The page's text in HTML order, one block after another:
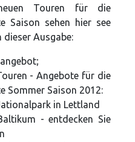
Touren für die
Saison sehen hier see
dieser Ausgabe:
- Angebote für die
Sommer Saison 2012:
in Lettland
- entdecken Sie